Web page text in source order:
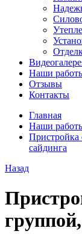
Наши
Отзывы
Контакты
Главная
Наши
Пристройка
сайдинга
Назад